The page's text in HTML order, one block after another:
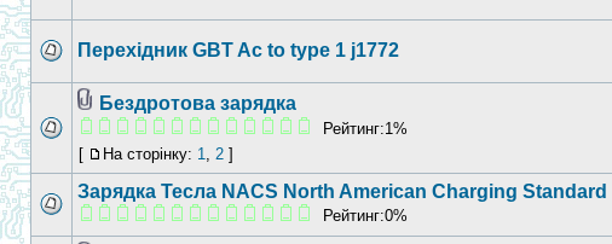
Перехідник GBT Ac to type 1 j1772
Бездротова зарядка
Рейтинг:1%
[
На сторінку: 1, 2 ]
Зарядка Тесла NACS North American Charging Standard
Рейтинг:0%